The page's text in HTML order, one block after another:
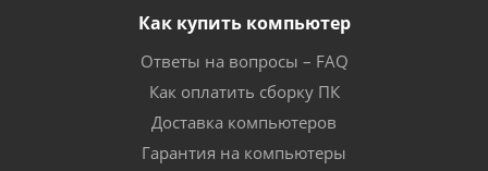
Как купить компьютер
Ответы на вопросы – FAQ
Как оплатить сборку ПК
Доставка компьютеров
Гарантия на компьютеры